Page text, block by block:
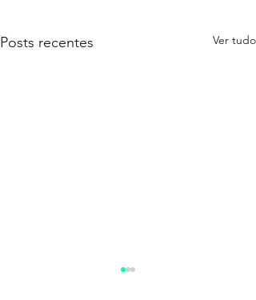
Posts recentes Ver tudo